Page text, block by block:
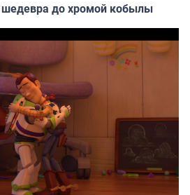
шедевра до хромой кобылы